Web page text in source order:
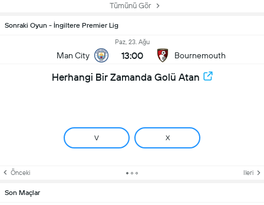
Tümünü Gör
Sonraki Oyun - İngiltere Premier Lig
Man City
Paz, 23. Ağu
13:00 Bournemouth
Herhangi Bir Zamanda Golü Atan
V X
Önceki Ileri
Son Maçlar